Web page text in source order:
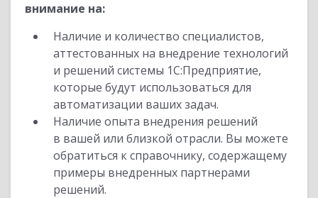
внимание на:
Наличие и количество специалистов,
аттестованных на внедрение технологий
и решений системы 1С:Предприятие,
которые будут использоваться для
автоматизации ваших задач.
Наличие опыта внедрения решений
в вашей или близкой отрасли. Вы можете
обратиться к справочнику, содержащему
примеры внедренных партнерами
решений.